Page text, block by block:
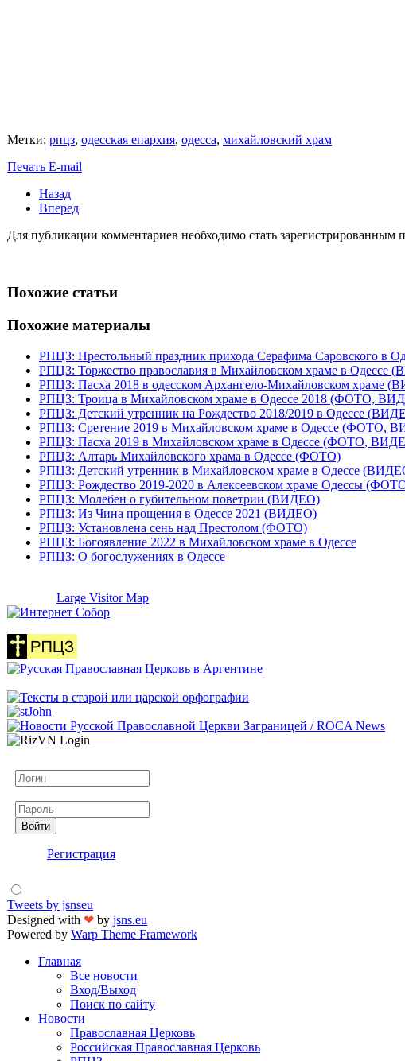
Метки: рпцз, одесская епархия, одесса, михайловский храм
Печать E-mail
Назад
Вперед
Для публикации комментариев необходимо стать зарегистрированным
Похожие статьи
Похожие материалы
РПЦЗ: Престольный праздник прихода Серафима Саровского в
РПЦЗ: Торжество православия в Михайловском храме в Одессе
РПЦЗ: Пасха 2018 в одесском Архангело-Михайловском храме
РПЦЗ: Троица в Михайловском храме в Одессе 2018 (ФОТО,
РПЦЗ: Детский утренник на Рождество 2018/2019 в Одессе
РПЦЗ: Сретение 2019 в Михайловском храме в Одессе (ФОТО,
РПЦЗ: Пасха 2019 в Михайловском храме в Одессе (ФОТО,
РПЦЗ: Алтарь Михайловского храма в Одессе (ФОТО)
РПЦЗ: Детский утренник в Михайловском храме в Одессе
РПЦЗ: Рождество 2019-2020 в Алексеевском храме Одессы
РПЦЗ: Молебен о губительном поветрии (ВИДЕО)
РПЦЗ: Из Чина прощения в Одессе 2021 (ВИДЕО)
РПЦЗ: Установлена сень над Престолом (ФОТО)
РПЦЗ: Богоявление 2022 в Михайловском храме в Одессе
РПЦЗ: О богослужениях в Одессе
Large Visitor Map
Войти
Регистрация
Tweets by jsnseu
Designed with ❤ by jsns.eu
Powered by Warp Theme Framework
Главная
Все новости
Вход/Выход
Поиск по сайту
Новости
Православная Церковь
Российская Православная Церковь